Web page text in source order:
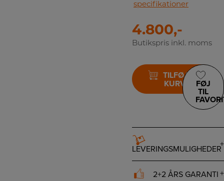
specifikationer
4.800,-
Butikspris inkl. moms
TILFØJ TIL
KURV
FØJ
TIL
LEVERINGSMULIGHEDER
2+2 ÅRS GARANTI